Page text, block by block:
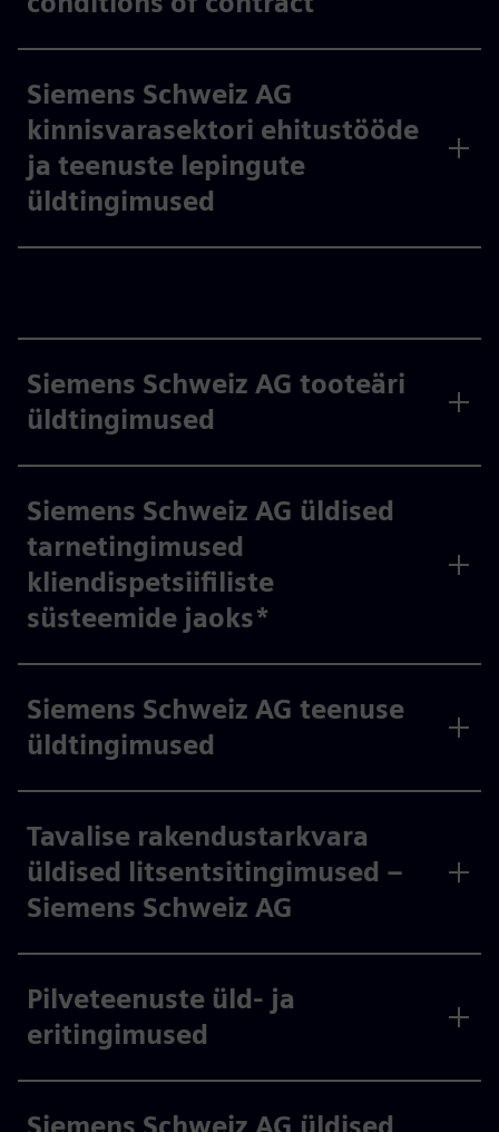
Siemens Schweiz AG
kinnisvarasektori ehitustööde
ja teenuste lepingute
üldtingimused
Siemens Schweiz AG tooteäri
üldtingimused
Siemens Schweiz AG üldised
tarnetingimused
kliendispetsiifiliste
süsteemide jaoks*
Siemens Schweiz AG teenuse
üldtingimused
Tavalise rakendustarkvara
üldised litsentsitingimused –
Siemens Schweiz AG
Pilveteenuste üld- ja
eritingimused